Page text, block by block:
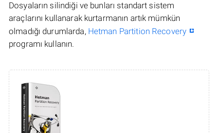
Dosyaların silindiği ve bunları standart sistem
araçlarını kullanarak kurtarmanın artık mümkün
olmadığı durumlarda, Hetman Partition Recovery
programı kullanın.